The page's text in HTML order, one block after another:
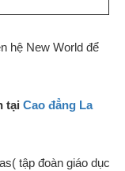
hệ New World để
tại Cao đẳng La
tập đoàn giáo dục